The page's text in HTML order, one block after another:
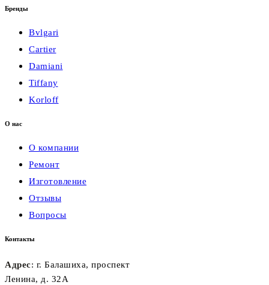
Бренды
Bvlgari
Cartier
Damiani
Tiffany
Korloff
О нас
О компании
Ремонт
Изготовление
Отзывы
Вопросы
Контакты
Адрес: г. Балашиха, проспект
Ленина, д. 32А